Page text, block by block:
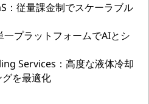
：従量課金制でスケーラブル
プラットフォームでAIとシ
Services：高度な液体冷却
を最適化